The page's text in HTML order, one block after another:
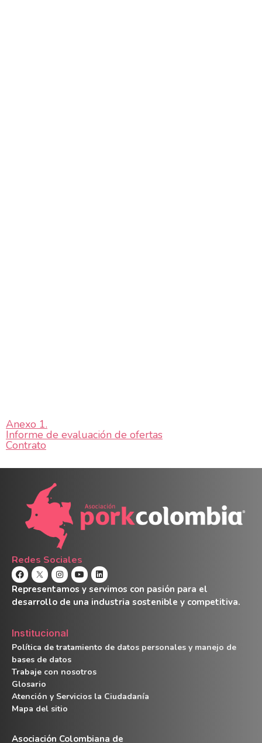
Anexo 1.
Informe de evaluación de ofertas
Contrato
Redes Sociales
Representamos y servimos con pasión para el
desarrollo de una industria sostenible y competitiva.
Institucional
Política de tratamiento de datos personales y manejo de
bases de datos
Trabaje con nosotros
Glosario
Atención y Servicios la Ciudadanía
Mapa del sitio
Asociación Colombiana de